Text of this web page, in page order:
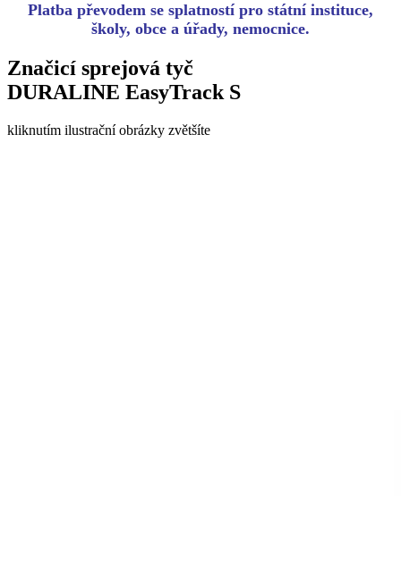
Platba převodem se splatností pro státní instituce,
školy, obce a úřady, nemocnice.
Značicí sprejová tyč
DURALINE EasyTrack S
kliknutím ilustrační obrázky zvětšíte